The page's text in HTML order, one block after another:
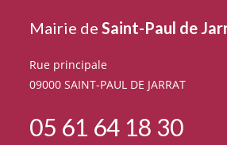
Mairie deSaint-Paul de
Rue principale
09000 SAINT-PAUL DE JARRAT
05 61 64 18 30